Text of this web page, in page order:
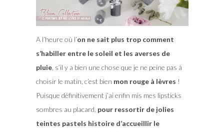
A l’heure où l’on ne sait plus trop comment
s’habiller entre le soleil et les averses de
pluie, s’il y a bien une chose que je ne peine pas à
choisir le matin, c’est bien mon rouge à lèvres !
Puisque définitivement j’ai enfin mis mes lipsticks
sombres au placard, pour ressortir de jolies
teintes pastels histoire d’accueillir le